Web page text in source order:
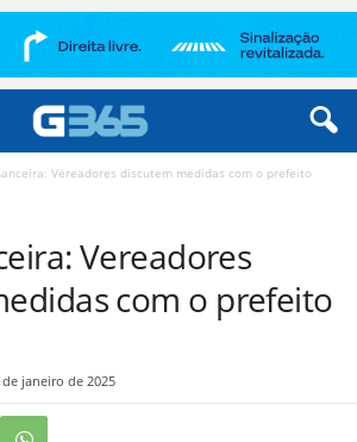
Vereadores discutem medidas com o prefeito
Vereadores
com o prefeito
de janeiro de 2025